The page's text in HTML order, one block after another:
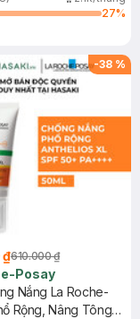
27%
-38 %
₫610.000 ₫
Posay
Nắng La Roche-
Rộng, Nâng Tông